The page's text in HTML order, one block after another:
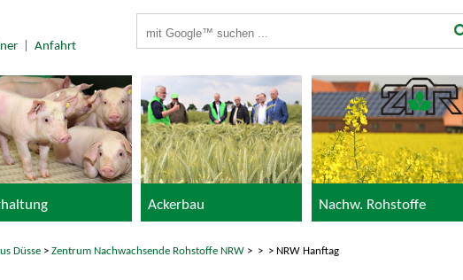
| Anfahrt
Ackerbau Nachw. Rohstoffe
Düsse >Zentrum Nachwachsende Rohstoffe NRW > > > NRW Hanftag